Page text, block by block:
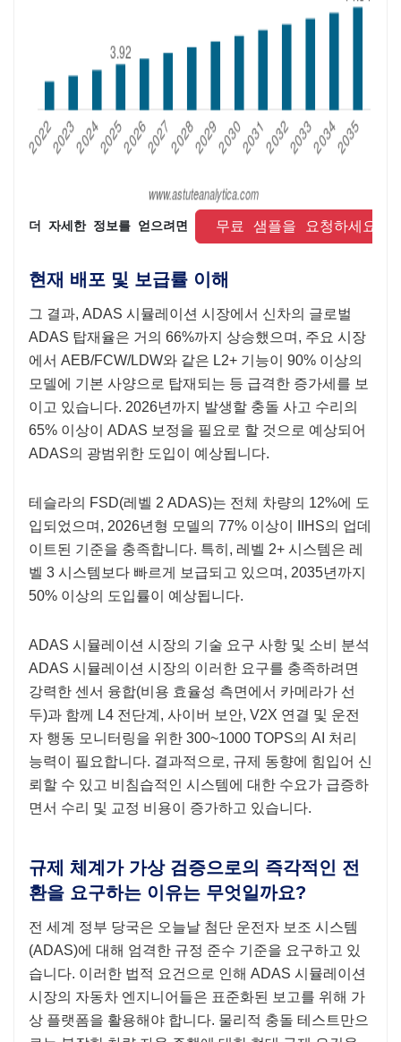
더 자세한 정보를 얻으려면 무료 샘플을 요청하세요
현재 배포 및 보급률 이해
그 결과, ADAS 시뮬레이션 시장에서 신차의 글로벌
ADAS 탑재율은 거의 66%까지 상승했으며, 주요 시장
에서 AEB/FCW/LDW와 같은 L2+ 기능이 90% 이상의
모델에 기본 사양으로 탑재되는 등 급격한 증가세를 보
이고 있습니다. 2026년까지 발생할 충돌 사고 수리의
65% 이상이 ADAS 보정을 필요로 할 것으로 예상되어
ADAS의 광범위한 도입이 예상됩니다.
테슬라의 FSD(레벨 2 ADAS)는 전체 차량의 12%에 도
입되었으며, 2026년형 모델의 77% 이상이 IIHS의 업데
이트된 기준을 충족합니다. 특히, 레벨 2+ 시스템은 레
벨 3 시스템보다 빠르게 보급되고 있으며, 2035년까지
50% 이상의 도입률이 예상됩니다.
ADAS 시뮬레이션 시장의 기술 요구 사항 및 소비 분석
ADAS 시뮬레이션 시장의 이러한 요구를 충족하려면
강력한 센서 융합(비용 효율성 측면에서 카메라가 선
두)과 함께 L4 전단계, 사이버 보안, V2X 연결 및 운전
자 행동 모니터링을 위한 300~1000 TOPS의 AI 처리
능력이 필요합니다. 결과적으로, 규제 동향에 힘입어 신
뢰할 수 있고 비침습적인 시스템에 대한 수요가 급증하
면서 수리 및 교정 비용이 증가하고 있습니다.
규제 체계가 가상 검증으로의 즉각적인 전
환을 요구하는 이유는 무엇일까요?
전 세계 정부 당국은 오늘날 첨단 운전자 보조 시스템
(ADAS)에 대해 엄격한 규정 준수 기준을 요구하고 있
습니다. 이러한 법적 요건으로 인해 ADAS 시뮬레이션
시장의 자동차 엔지니어들은 표준화된 보고를 위해 가
상 플랫폼을 활용해야 합니다. 물리적 충돌 테스트만으